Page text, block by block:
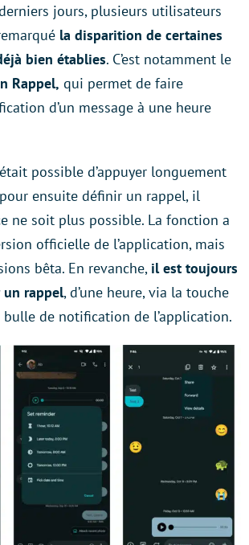
jours, plusieurs utilisateurs
la disparition de certaines
bien établies. C’est notamment le
Rappel, qui permet de faire
d’un message à une heure
possible d’appuyer longuement
ensuite définir un rappel, il
ne soit plus possible. La fonction a
officielle de l’application, mais
bêta. En revanche, il est toujours
rappel, d’une heure, via la touche
bulle de notification de l’application.